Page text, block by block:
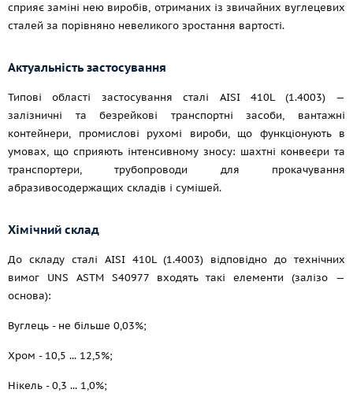
сприяє заміні нею виробів, отриманих із звичайних вуглецевих
сталей за порівняно невеликого зростання вартості.
Актуальність застосування
Типові області застосування сталі AISI 410L (1.4003) —
залізничні та безрейкові транспортні засоби, вантажні
контейнери, промислові рухомі вироби, що функціонують в
умовах, що сприяють інтенсивному зносу: шахтні конвеєри та
транспортери, трубопроводи для прокачування
абразивосодержащих складів і сумішей.
Хімічний склад
До складу сталі AISI 410L (1.4003) відповідно до технічних
вимог UNS ASTM S40977 входять такі елементи (залізо —
основа):
Вуглець - не більше 0,03%;
Хром - 10,5 ... 12,5%;
Нікель - 0,3 ... 1,0%;